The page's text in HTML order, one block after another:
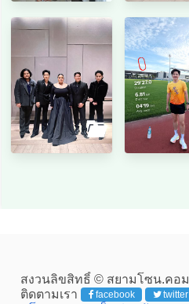
สงวนลิขสิทธิ์ © สยามโซน.คอม
ติดตามเรา
facebook twitter